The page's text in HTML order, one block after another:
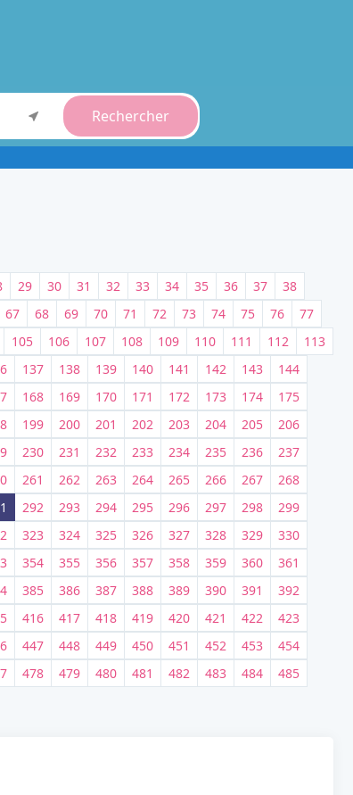
Rechercher
29 30 31 32 33 34 35 36 37
38
67 68 69 70 71 72 73 74 75 76
77
105 106 107 108 109 110 111 112
113
137 138 139 140 141 142 143
144
168 169 170 171 172 173 174
175
199 200 201 202 203 204 205
206
230 231 232 233 234 235 236
237
261 262 263 264 265 266 267
268
292 293 294 295 296 297 298
299
323 324 325 326 327 328 329
330
354 355 356 357 358 359 360
361
385 386 387 388 389 390 391
392
416 417 418 419 420 421 422
423
447 448 449 450 451 452 453
454
478 479 480 481 482 483 484
485